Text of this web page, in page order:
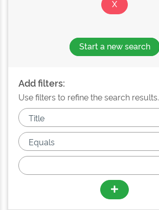
Start a new search
Add filters:
Use filters to refine the search results.